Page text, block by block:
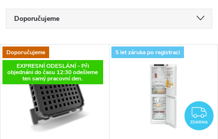
Ř
a
z
e
Doporučujeme
Nejdražší
Nejprodávanější
Abecedně
V
ý
Doporučujeme
EXPRESNÍ ODESLÁNÍ - Při
objednáni do času 12:30 odešleme
ten samý pracovní den.
5 let záruka po registraci
ZDARMA